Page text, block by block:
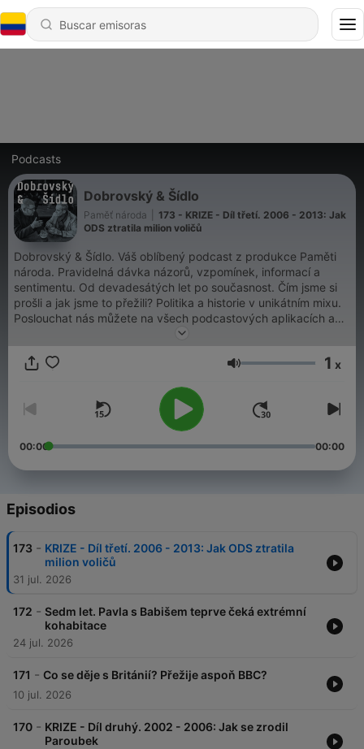
Podcasts
Dobrovský & Šídlo
Paměť národa
173 - KRIZE - Díl třetí. 2006 - 2013: Jak
ODS ztratila milion voličů
Dobrovský & Šídlo. Váš oblíbený podcast z produkce Paměti
národa. Pravidelná dávka názorů, vzpomínek, informací a
sentimentu. Od devadesátých let po současnost. Čím jsme si
prošli a jak jsme to přežili? Politika a historie v unikátním mixu.
Poslouchat nás můžete na všech podcastových aplikacích a
také na magazin.pametnaroda.cz.
Už více jak čtyři roky se s vámi pravidelně potkáváme v
protože věříme, že má smysl mluvit o tom, co bylo – i o tom, co
se děje teď. Teď je čas na další krok – Dobrovský & Šídlo
částečně přechází na HeroHero. Najdete tam celé, delší
epizody a bonusový obsah. A hlavně – budete u toho s námi.
herohero.co/dobrovskysidlo
Volumen 1 x
00:00 00:00
Episodios
173 - KRIZE - Díl třetí. 2006 - 2013: Jak ODS ztratila
milion voličů
31 jul. 2026
172 - Sedm let. Pavla s Babišem teprve čeká extrémní
kohabitace
24 jul. 2026
171 - Co se děje s Británií? Přežije aspoň BBC?
10 jul. 2026
170 - KRIZE - Díl druhý. 2002 - 2006: Jak se zrodil
Paroubek